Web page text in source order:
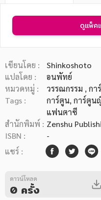
หมวดหมู่หนังสือ
หมวดหมู่ยอดนิยม
หนังสือเสียง
โปรโมชั่นลด
ดูแพ็ค
เขียนโดย :
Shinkoshoto
แปลโดย :
อนพัทย์
หมวดหมู่ :
วรรณกรรม , กา
Tags :
การ์ตูน, การ์ตูน
แฟนตาซี
สำนักพิมพ์ : Zenshu
ISBN :
-
แชร์ :
ดาวน์โหลด
0 ครั้ง